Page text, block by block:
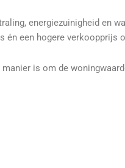
energiezuinigheid en
én een hogere verkoopprijs
is om de